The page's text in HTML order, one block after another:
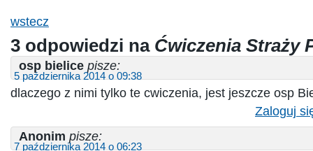
wstecz
3 odpowiedzi na Ćwiczenia Straży
osp bielice pisze:
5 października 2014 o 09:38
dlaczego z nimi tylko te cwiczenia, jest jeszcze osp
Zaloguj
Anonim pisze:
7 października 2014 o 06:23